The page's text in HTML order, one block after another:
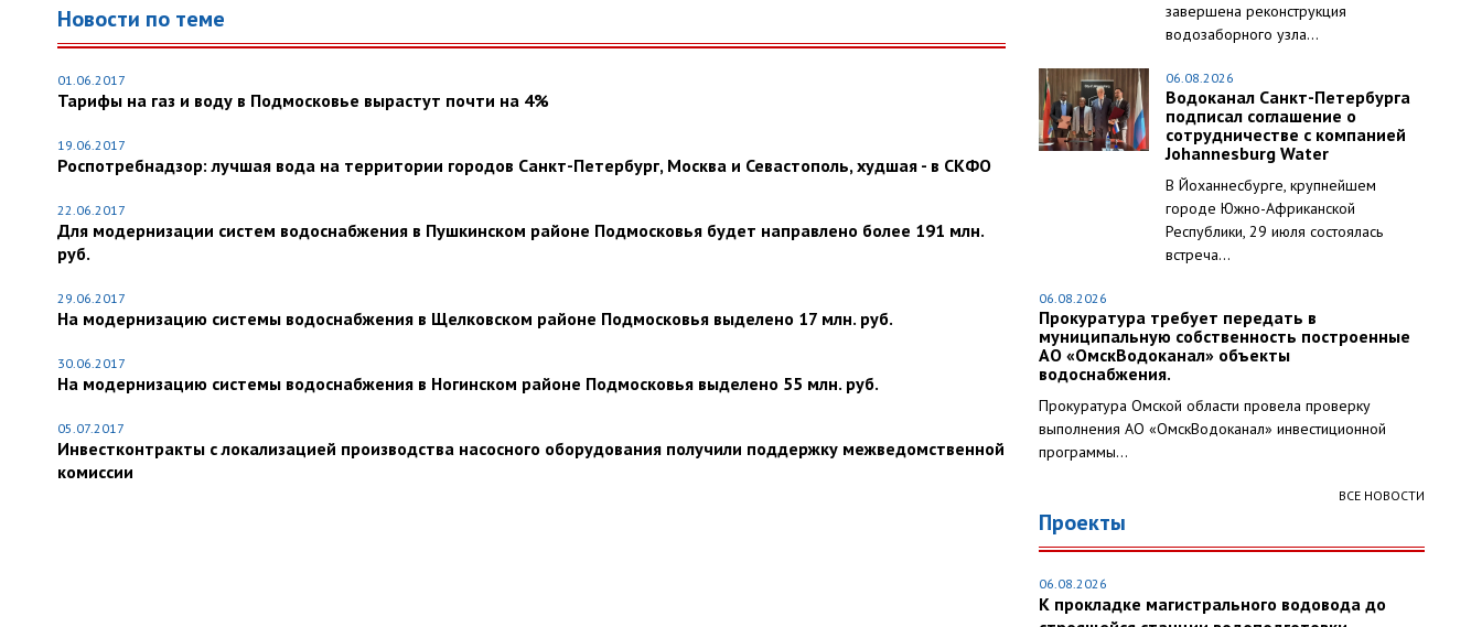
Новости по теме
01.06.2017
Тарифы на газ и воду в Подмосковье вырастут почти на 4%
19.06.2017
Роспотребнадзор: лучшая вода на территории городов Санкт-Петербург, Москва и Севастополь, худшая - в СКФО
22.06.2017
Для модернизации систем водоснабжения в Пушкинском районе Подмосковья будет направлено более 191 млн.
руб.
29.06.2017
На модернизацию системы водоснабжения в Щелковском районе Подмосковья выделено 17 млн. руб.
30.06.2017
На модернизацию системы водоснабжения в Ногинском районе Подмосковья выделено 55 млн. руб.
05.07.2017
Инвестконтракты с локализацией производства насосного оборудования получили поддержку межведомственной
комиссии
завершена реконструкция
водозаборного узла...
06.08.2026
Водоканал Санкт-Петербурга
подписал соглашение о
сотрудничестве с компанией
Johannesburg Water
В Йоханнесбурге, крупнейшем
городе Южно-Африканской
Республики, 29 июля состоялась
встреча...
06.08.2026
Прокуратура требует передать в
муниципальную собственность построенные
АО «ОмскВодоканал» объекты
водоснабжения.
Прокуратура Омской области провела проверку
выполнения АО «ОмскВодоканал» инвестиционной
программы...
ВСЕ НОВОСТИ
Проекты
06.08.2026
К прокладке магистрального водовода до